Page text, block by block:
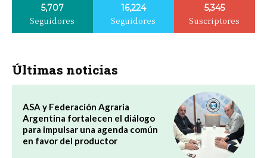
5,707
Seguidores
16,224
Seguidores
5,345
Suscriptores
Últimas noticias
ASA y Federación Agraria
Argentina fortalecen el diálogo
para impulsar una agenda común
en favor del productor